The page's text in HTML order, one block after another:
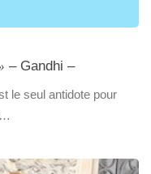
– Gandhi –
le seul antidote pour